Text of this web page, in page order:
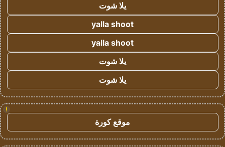
يلا شوت
yalla shoot
yalla shoot
يلا شوت
يلا شوت
!
موقع كورة